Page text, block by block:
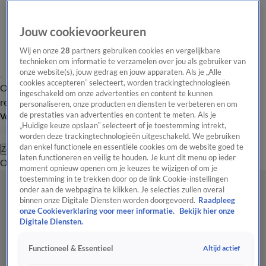
Overzicht Laatste nieuws Regionieuws Het beste van Hart
Tip de
redactie
Volg Hart van Nederland
Zoeken
OverzichtRegioUitzendingenWeerTip de redactiePanelVideo's
Jouw cookievoorkeuren
Wij en onze28 partners gebruiken cookies en vergelijkbare
technieken om informatie te verzamelen over jou als gebruiker van
onze website(s), jouw gedrag en jouw apparaten. Als je „Alle
cookies accepteren” selecteert, worden trackingtechnologieën
ingeschakeld om onze advertenties en content te kunnen
personaliseren, onze producten en diensten te verbeteren en om
de prestaties van advertenties en content te meten. Als je
„Huidige keuze opslaan” selecteert of je toestemming intrekt,
worden deze trackingtechnologieën uitgeschakeld. We gebruiken
dan enkel functionele en essentiële cookies om de website goed te
laten functioneren en veilig te houden. Je kunt dit menu op ieder
moment opnieuw openen om je keuzes te wijzigen of om je
toestemming in te trekken door op de link Cookie-instellingen
onder aan de webpagina te klikken. Je selecties zullen overal
binnen onze Digitale Diensten worden doorgevoerd. Raadpleeg
onze Cookieverklaring voor meer informatie.
Bekijk hier onze
Digitale Diensten.
Functioneel & Essentieel Altijd actief